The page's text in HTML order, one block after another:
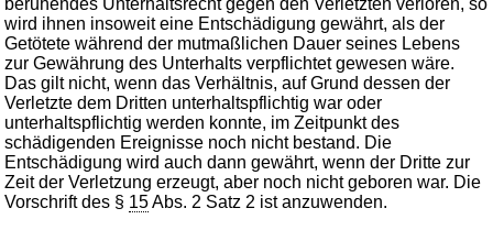
beruhendes Unterhaltsrecht gegen den Verletzten verloren, so
wird ihnen insoweit eine Entschädigung gewährt, als der
Getötete während der mutmaßlichen Dauer seines Lebens
zur Gewährung des Unterhalts verpflichtet gewesen wäre.
Das gilt nicht, wenn das Verhältnis, auf Grund dessen der
Verletzte dem Dritten unterhaltspflichtig war oder
unterhaltspflichtig werden konnte, im Zeitpunkt des
schädigenden Ereignisse noch nicht bestand. Die
Entschädigung wird auch dann gewährt, wenn der Dritte zur
Zeit der Verletzung erzeugt, aber noch nicht geboren war. Die
Vorschrift des § 15Abs. 2 Satz 2 ist anzuwenden.